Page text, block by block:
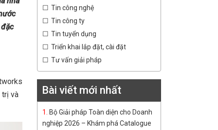
trị và
Tin công nghệ
Tin công ty
Tin tuyển dụng
Triển khai lắp đặt, cài đặt
Tư vấn giải pháp
Bài viết mới nhất
Bộ Giải pháp Toàn diện cho Doanh
nghiệp 2026 – Khám phá Catalogue